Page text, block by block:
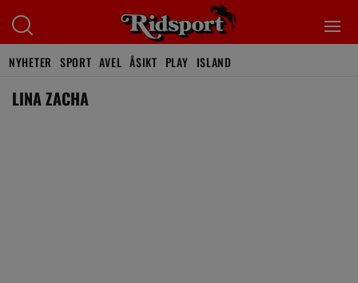
NYHETER SPORT AVEL ÅSIKT PLAY ISLAND
LINA ZACHA